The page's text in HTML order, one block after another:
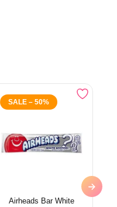
SALE – 50%
Airheads Bar White